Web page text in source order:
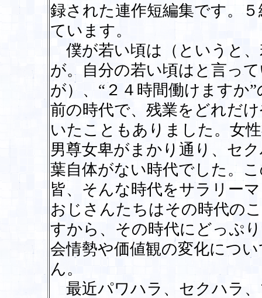
録された連作短編集です。
ています。
僕が若い頃は（というと
が。自分の若い頃はと言っ
が）、“２４時間働けますか
前の時代で、残業をどれだ
いたこともありました。女
男尊女卑がまかり通り、セ
葉自体がない時代でした。
皆、そんな時代をサラリー
おじさんたちはその時代の
すから、その時代にどっぷ
会情勢や価値観の変化につ
ん。
最近パワハラ、セクハラ